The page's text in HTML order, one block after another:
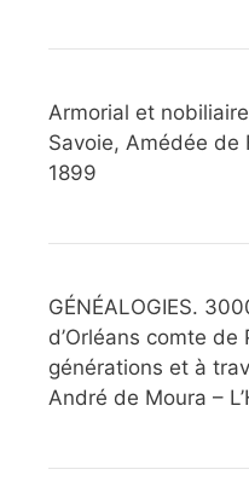
Armorial et
Savoie, Amédée de
1899
GÉNÉALOGIES.
d’Orléans comte
générations et à
André de Moura –